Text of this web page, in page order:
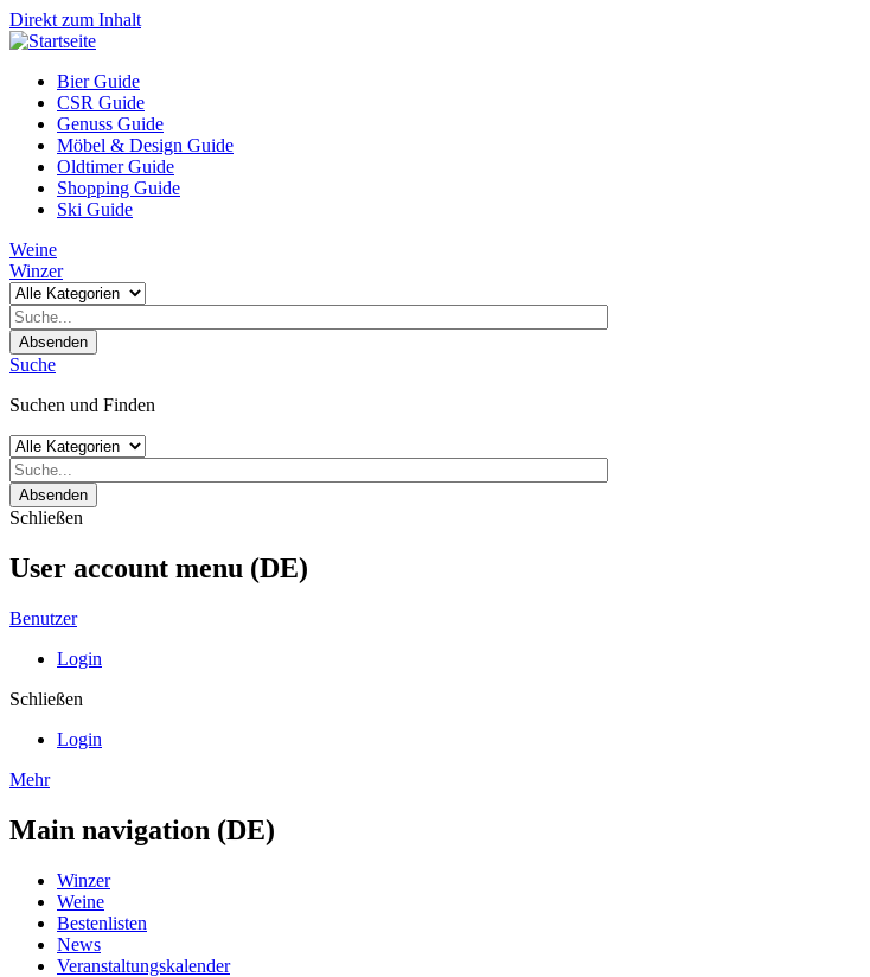
Direkt zum Inhalt
Bier Guide
CSR Guide
Genuss Guide
Möbel & Design Guide
Oldtimer Guide
Shopping Guide
Ski Guide
Weine
Winzer
Absenden
Suche
Suchen und Finden
Absenden
Schließen
User account menu (DE)
Benutzer
Login
Schließen
Login
Mehr
Main navigation (DE)
Winzer
Weine
Bestenlisten
News
Veranstaltungskalender